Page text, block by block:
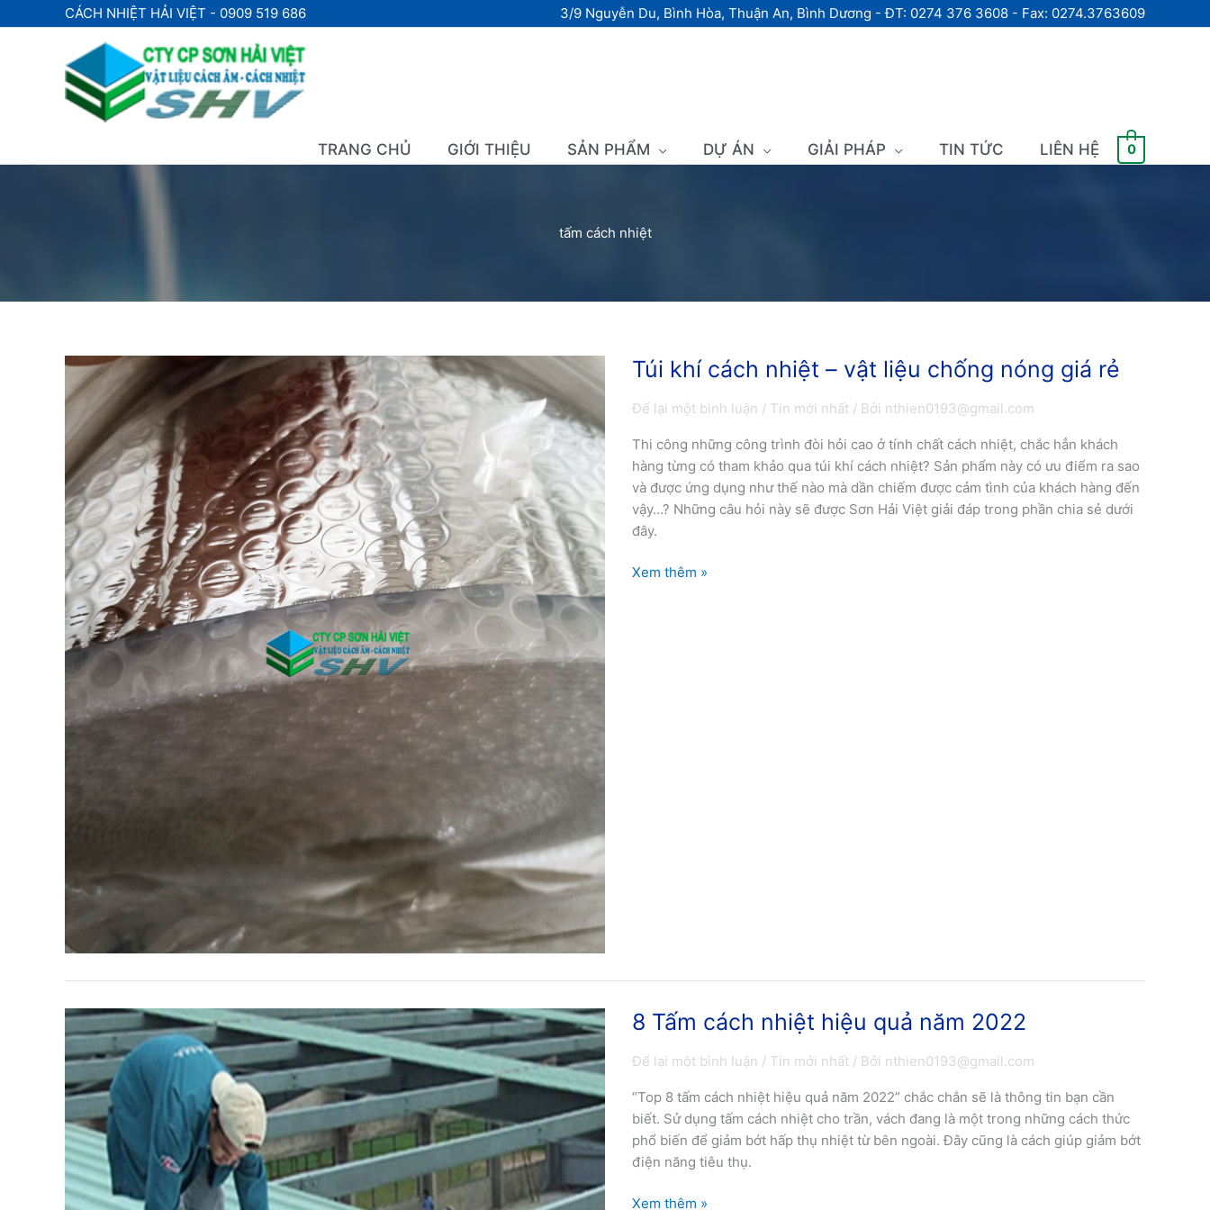
tới
CÁCH NHIỆT HẢI VIỆT - 0909 519 686 3/9 Nguyễn Du, Bình Hòa, Thuận An, Bình Dương - ĐT: 0274 376 3608 - Fax: 0274.3763609
TRANG CHỦ GIỚI THIỆU SẢN PHẨM DỰ ÁN GIẢI PHÁP TIN TỨC LIÊN HỆ 0
tấm cách nhiệt
Túi khí cách nhiệt – vật liệu chống nóng giá rẻ
Để lại một bình luận / Tin mới nhất / Bởi nthien0193@gmail.com
Thi công những công trình đòi hỏi cao ở tính chất cách nhiệt, chắc hẳn khách
hàng từng có tham khảo qua túi khí cách nhiệt? Sản phẩm này có ưu điểm ra sao
và được ứng dụng như thế nào mà dần chiếm được cảm tình của khách hàng đến
vậy…? Những câu hỏi này sẽ được Sơn Hải Việt giải đáp trong phần chia sẻ dưới
đây.
Túi
cách
–
vật
liệu
chống
nóng
rẻ
Xem thêm »
8 Tấm cách nhiệt hiệu quả năm 2022
Để lại một bình luận / Tin mới nhất / Bởi nthien0193@gmail.com
“Top 8 tấm cách nhiệt hiệu quả năm 2022” chắc chắn sẽ là thông tin bạn cần
biết. Sử dụng tấm cách nhiệt cho trần, vách đang là một trong những cách thức
phổ biến để giảm bớt hấp thụ nhiệt từ bên ngoài. Đây cũng là cách giúp giảm bớt
điện năng tiêu thụ.
8
cách
hiệu
quả
năm
2022
Xem thêm »